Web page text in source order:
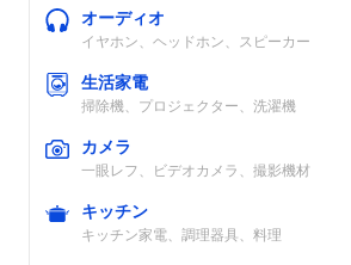
オーディオ
イヤホン、ヘッドホン、スピーカー
生活家電
掃除機、プロジェクター、洗濯機
カメラ
一眼レフ、ビデオカメラ、撮影機材
キッチン
キッチン家電、調理器具、料理